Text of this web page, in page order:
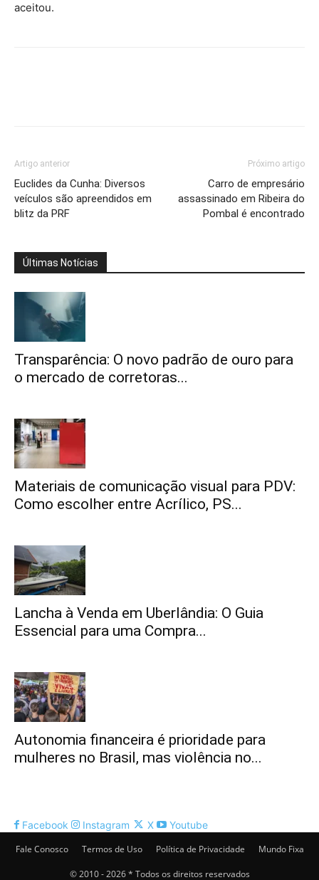
aceitou.
Artigo anterior
Euclides da Cunha: Diversos
veículos são apreendidos em
blitz da PRF
Próximo artigo
Carro de empresário
assassinado em Ribeira do
Pombal é encontrado
Últimas Notícias
Transparência: O novo padrão de ouro para
o mercado de corretoras...
Materiais de comunicação visual para PDV:
Como escolher entre Acrílico, PS...
Lancha à Venda em Uberlândia: O Guia
Essencial para uma Compra...
Autonomia financeira é prioridade para
mulheres no Brasil, mas violência no...
Facebook Instagram X
Youtube
Fale Conosco
Termos de Uso Política de Privacidade Mundo Fixa
© 2010 - 2026 * Todos os direitos reservados